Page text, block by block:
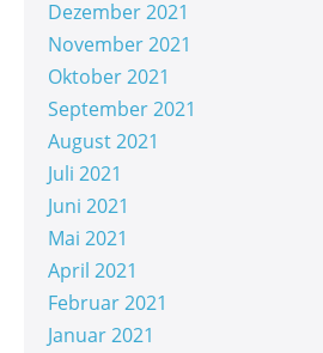
Dezember 2021
November 2021
Oktober 2021
September 2021
August 2021
Juli 2021
Juni 2021
Mai 2021
April 2021
Februar 2021
Januar 2021